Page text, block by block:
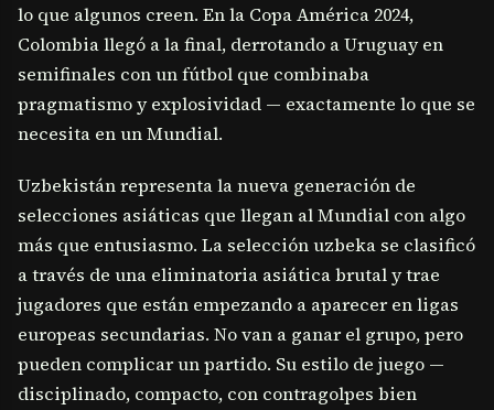
lo que algunos creen. En la Copa América 2024,
Colombia llegó a la final, derrotando a Uruguay en
semifinales con un fútbol que combinaba
pragmatismo y explosividad — exactamente lo que se
necesita en un Mundial.
Uzbekistán representa la nueva generación de
selecciones asiáticas que llegan al Mundial con algo
más que entusiasmo. La selección uzbeka se clasificó
a través de una eliminatoria asiática brutal y trae
jugadores que están empezando a aparecer en ligas
europeas secundarias. No van a ganar el grupo, pero
pueden complicar un partido. Su estilo de juego —
disciplinado, compacto, con contragolpes bien